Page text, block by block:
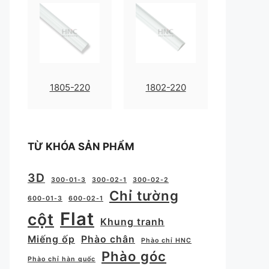
1805-220 1802-220
TỪ KHÓA SẢN PHẨM
3D 300-01-3 300-02-1 300-02-2
600-01-3 600-02-1 Chỉ tường
cột Flat
Khung tranh
Miếng ốp
Phào chân Phào chỉ HNC
Phào chỉ hàn quốc
Phào góc